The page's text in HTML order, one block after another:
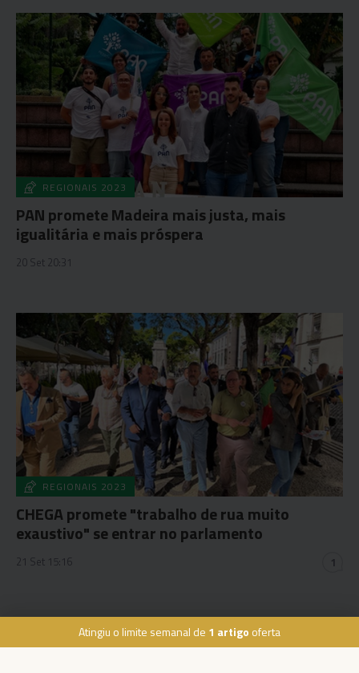
Atingiu o limite semanal de 1 artigo oferta
REGIONAIS 2023
PAN promete Madeira mais justa, mais
igualitária e mais próspera
20 Set 20:31
REGIONAIS 2023
CHEGA promete "trabalho de rua muito
exaustivo" se entrar no parlamento
21 Set 15:16 1